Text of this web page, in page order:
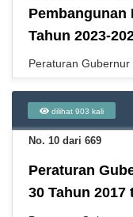
Pembangunan
Tahun 2023-
Peraturan Gubernur
dilihat 903 kali
No. 10 dari 669
Peraturan
30 Tahun